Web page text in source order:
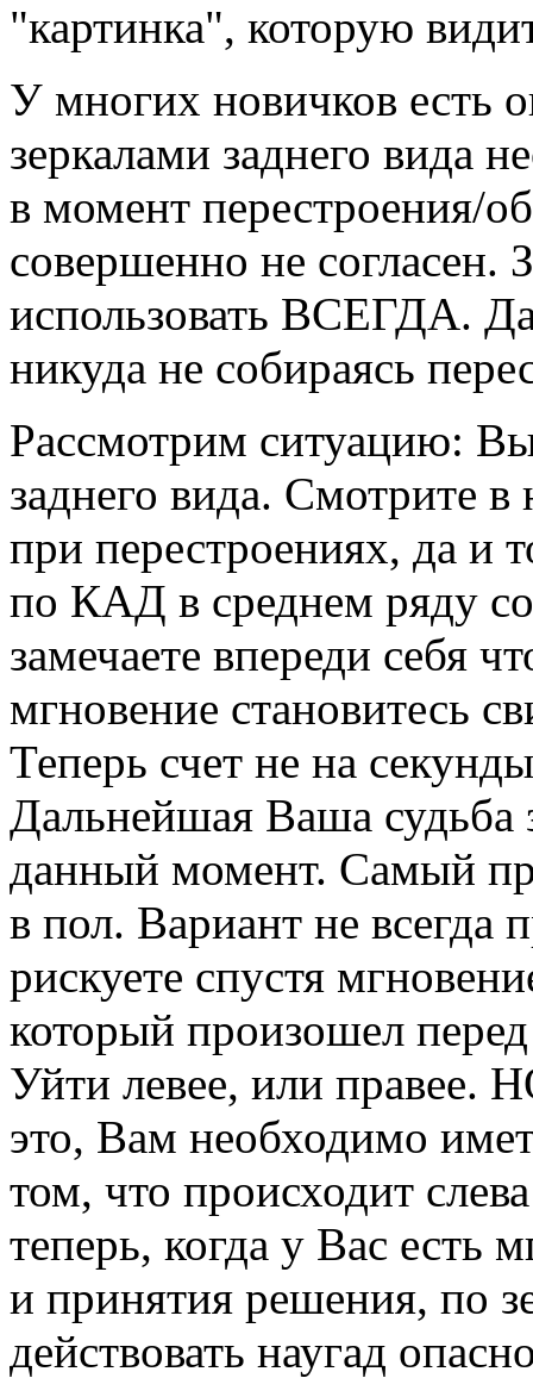
"картинка", которую
У многих новичков есть
зеркалами заднего вида
в момент перестроения/
совершенно не
использовать ВСЕГДА.
никуда не собираясь
Рассмотрим ситуацию: Вы
заднего вида. Смотрите
при перестроениях, да и
по КАД в среднем ряду
замечаете впереди себя
мгновение становитесь
Теперь счет не на
Дальнейшая Ваша судьба
данный момент. Самый
в пол. Вариант не всегда
рискуете спустя
который произошел
Уйти левее, или правее.
это, Вам необходимо
том, что происходит
теперь, когда у Вас есть
и принятия решения, по
действовать наугад